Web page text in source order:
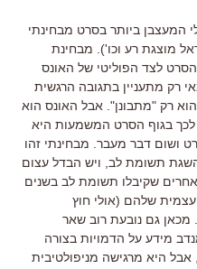
המעצבן ביותר בסרט מבחינתי
מוצגת רע וכו'). מבחינת
לצד הפוליטי של האונס
רק מתעניין בתגובה הרגשית
רק "מתבונן". אבל האונס הוא
לכך בגוף הסרט המשמעות היא
ושום דבר מעבר. מבחינתי זהו
תשומת לב, ויש הבדל עצום
שקיבלו תשומת לב בשנים
שלהם (אולי חוץ
מכאן גם נובעת רוב שאר
מידע על הדמויות בצורה
היא מרגישה מניפולטיבית